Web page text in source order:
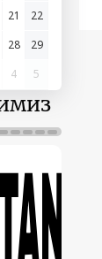
21
22
28
29
4 5